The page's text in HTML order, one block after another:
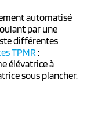
automatisé
par une
différentes
TPMR :
élévatrice à
sous plancher.